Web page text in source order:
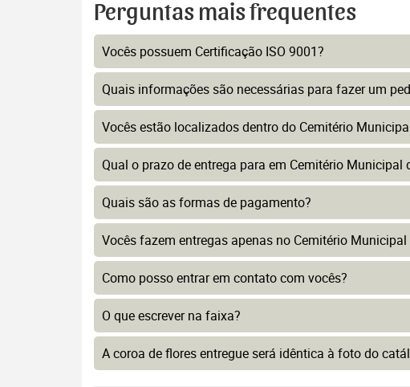
Perguntas mais frequentes
Vocês possuem Certificação ISO 9001?
Quais informações são necessárias para fazer um
Vocês estão localizados dentro do Cemitério
Qual o prazo de entrega para em Cemitério Municipal
Quais são as formas de pagamento?
Vocês fazem entregas apenas no Cemitério
Como posso entrar em contato com vocês?
O que escrever na faixa?
A coroa de flores entregue será idêntica à foto do